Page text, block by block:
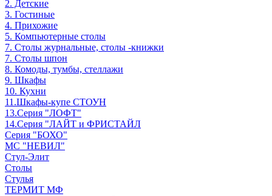
2. Детские
3. Гостиные
4. Прихожие
5. Компьютерные столы
7. Столы журнальные, столы -книжки
7. Столы шпон
8. Комоды, тумбы, стеллажи
9. Шкафы
10. Кухни
11.Шкафы-купе СТОУН
13.Серия "ЛОФТ"
14.Серия "ЛАЙТ и ФРИСТАЙЛ
Серия "БОХО"
МС "НЕВИЛ"
Стул-Элит
Столы
Стулья
ТЕРМИТ МФ